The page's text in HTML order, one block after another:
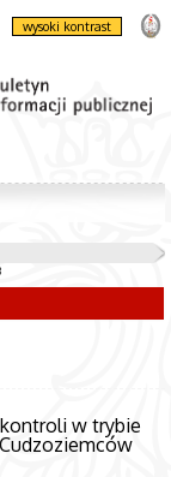
wysoki kontrast
w trybie